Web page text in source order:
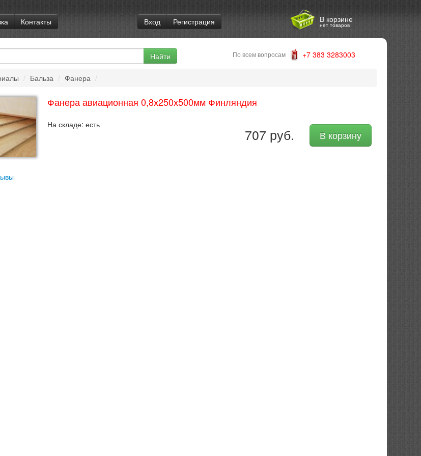
Контакты Вход Регистрация В корзине
нет товаров
По всем вопросам +7 383 3283003
/ Бальза / Фанера /
Фанера авиационная 0,8х250х500мм Финляндия
На складе:есть
В корзину
707 руб.